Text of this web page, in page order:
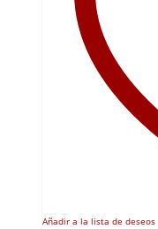
Añadir a la lista de deseos